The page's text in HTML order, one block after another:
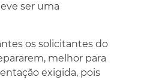
ser uma
os solicitantes do
melhor para
exigida, pois